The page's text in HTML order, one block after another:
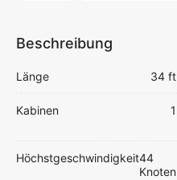
Beschreibung
Länge 34 ft
Kabinen 1
Höchstgeschwindigkeit44
Knoten